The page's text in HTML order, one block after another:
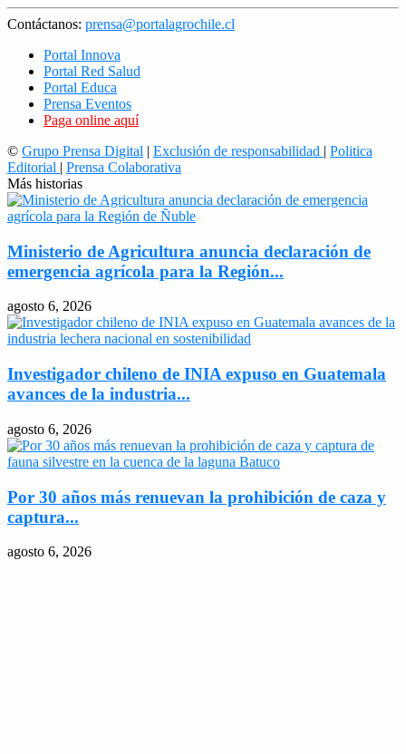
Contáctanos: prensa@portalagrochile.cl
Portal Innova
Portal Red Salud
Portal Educa
Prensa Eventos
Paga online aquí
© Grupo Prensa Digital | Exclusión de responsabilidad | Politica
Editorial | Prensa Colaborativa
Más historias
Ministerio de Agricultura anuncia declaración de
emergencia agrícola para la Región...
agosto 6, 2026
Investigador chileno de INIA expuso en Guatemala
avances de la industria...
agosto 6, 2026
Por 30 años más renuevan la prohibición de caza y
captura...
agosto 6, 2026